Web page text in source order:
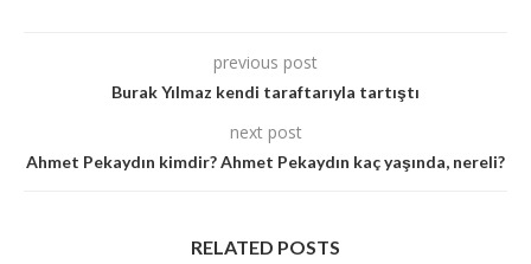
previous post
Burak Yılmaz kendi taraftarıyla tartıştı
next post
Ahmet Pekaydın kimdir? Ahmet Pekaydın kaç yaşında, nereli?
RELATED POSTS